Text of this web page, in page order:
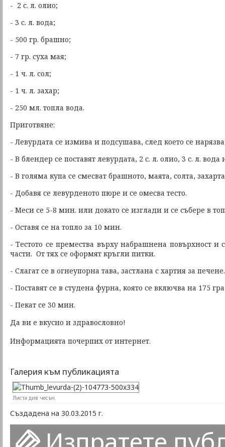
- 2 с. л. олио;
- 3 с. л. вода;
- 500 гр. брашно;
- 7 гр. суха мая;
- 1 ч. л. сол;
- 1 ч. л. захар;
- 250 мл. топла вода.
Приготвяне:
- Левурдата се измива и подсушава, след което се
- В блендер се поставят левурдата, 2 с. л. олио, 3 с. л. вода
- В голяма купа се смесват брашното, маята, солта,
- Добавя се левурденото пюре и се омесва тесто.
- Меси се 5-8 мин. или докато се изглади и се събере в
- Оставя се на топло за 10 мин.
- Тестото се премества върху набрашнена повърхност и
части. От тях се оформят кръгли питки.
- Слагат се в огнеупорна тава, застлана с хартия за печене.
- Поставят се в студена фурна, която се включва на 175
- Пекат се 30 мин.
Да ви е вкусно и здравословно!
Информацията почерпих от интернет.
Галерия към публикацията
Листа див чесън.
Създадена на 30.03.2015 г.